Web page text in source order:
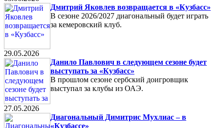
Дмитрий Яковлев возвращается в «Кузбасс»
В сезоне 2026/2027 диагональный будет играть
за кемеровский клуб.
29.05.2026
Данило Павлович в следующем сезоне будет
выступать за «Кузбасс»
В прошлом сезоне сербский доигровщик
выступал за клубы из ОАЭ.
27.05.2026
Диагональный Димитрис Мухлиас – в
«Кузбассе»